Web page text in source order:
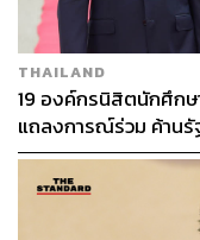
THAILAND
19 องค์กรนิสิตนักศึกษ
แถลงการณ์ร่วม ค้านรั